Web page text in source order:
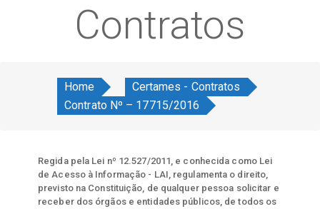
Contratos
Home
Certames - Contratos
Contrato Nº – 17715/2016
Regida pela Lei nº 12.527/2011, e conhecida como Lei
de Acesso à Informação - LAI, regulamenta o direito,
previsto na Constituição, de qualquer pessoa solicitar e
receber dos órgãos e entidades públicos, de todos os